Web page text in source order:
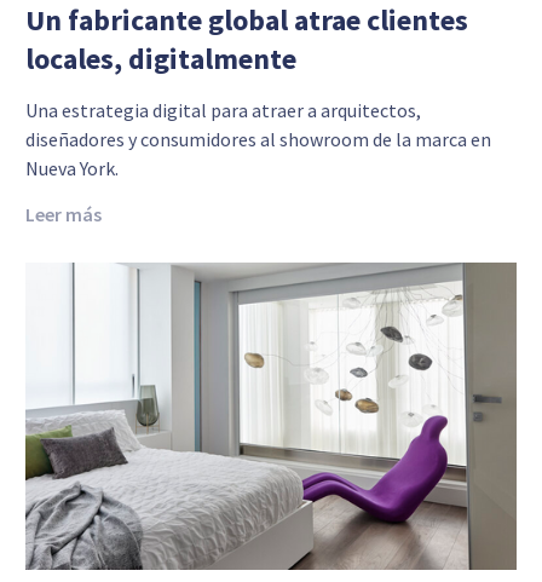
Un fabricante global atrae clientes
locales, digitalmente
Una estrategia digital para atraer a arquitectos,
diseñadores y consumidores al showroom de la marca en
Nueva York.
Leer más